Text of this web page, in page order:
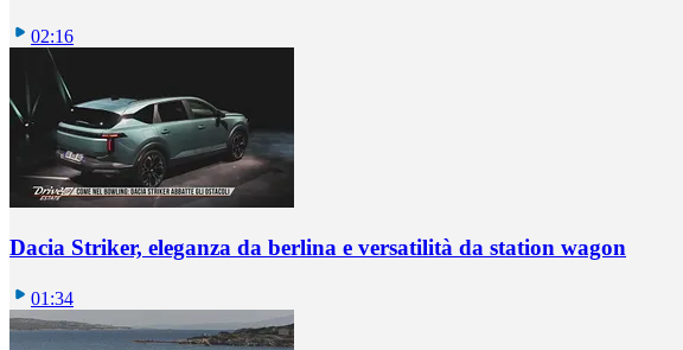
02:16
Dacia Striker, eleganza da berlina e versatilità da station wagon
01:34